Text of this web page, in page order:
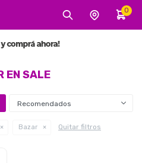
0
EN SALE
Recomendados
Bazar Quitar filtros
MI CUENTA